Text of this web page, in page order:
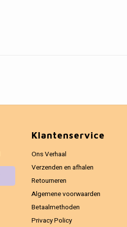
Klantenservice
Ons Verhaal
Verzenden en afhalen
Retourneren
Algemene voorwaarden
Betaalmethoden
Privacy Policy